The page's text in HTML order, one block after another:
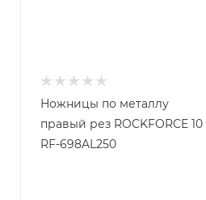
Ножницы по металлу
правый рез ROCKFORCE 10
RF-698AL250